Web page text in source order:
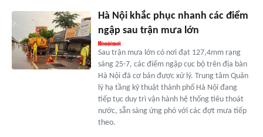
Hà Nội khắc phục nhanh các điểm
ngập sau trận mưa lớn
Sau trận mưa lớn có nơi đạt 127,4mm rạng
sáng 25-7, các điểm ngập cục bộ trên địa bàn
Hà Nội đã cơ bản được xử lý. Trung tâm Quản
lý hạ tầng kỹ thuật thành phố Hà Nội đang
tiếp tục duy trì vận hành hệ thống tiêu thoát
nước, sẵn sàng ứng phó với các đợt mưa tiếp
theo.